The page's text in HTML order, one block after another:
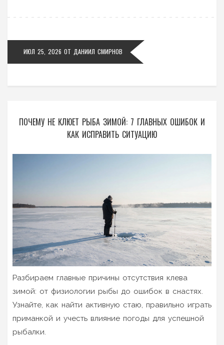
ИЮЛ 25, 2026 ОТ ДАНИИЛ СМИРНОВ
ПОЧЕМУ НЕ КЛЮЕТ РЫБА ЗИМОЙ: 7 ГЛАВНЫХ ОШИБОК И
КАК ИСПРАВИТЬ СИТУАЦИЮ
Разбираем главные причины отсутствия клева
зимой: от физиологии рыбы до ошибок в снастях.
Узнайте, как найти активную стаю, правильно играть
приманкой и учесть влияние погоды для успешной
рыбалки.